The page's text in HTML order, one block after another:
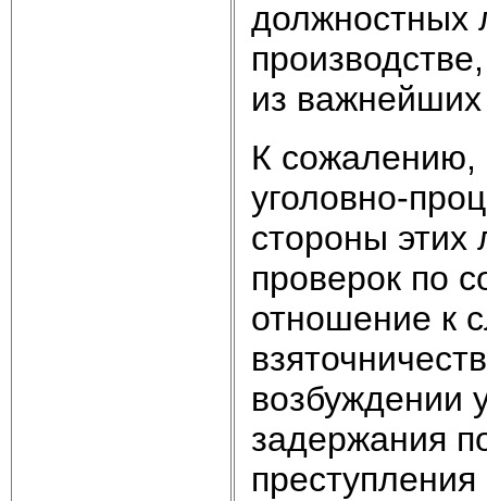
должностных
из важнейших
К сожалению,
уголовно-
стороны
проверок по
отношение к
возбуждении
задержания
преступления